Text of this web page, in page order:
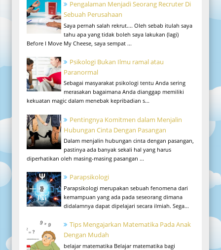
Pengalaman Menjadi Seorang Recruter Di
Sebuah Perusahaan
Saya pernah salah rekrut.... Oleh sebab itulah saya
tahu apa yang tidak boleh saya lakukan (lagi)
Before I Move My Cheese, saya sempat ...
Psikologi Bukan Ilmu ramal atau
Paranormal
Sebagai masyarakat psikologi tentu Anda sering
merasakan bagaimana Anda dianggap memiliki
kekuatan magic dalam menebak kepribadian s...
Pentingnya Komitmen dalam Menjalin
Hubungan Cinta Dengan Pasangan
Dalam menjalin hubungan cinta dengan pasangan,
pastinya ada banyak sekali hal yang harus
diperhatikan oleh masing-masing pasangan ...
Parapsikologi
Parapsikologi merupakan sebuah fenomena dari
kemampuan yang ada pada seseorang dimana
didalamnya dapat dipelajari secara ilmiah. Sega...
Tips Mengajarkan Matematika Pada Anak
Dengan Mudah
belajar matematika Belajar matematika bagi